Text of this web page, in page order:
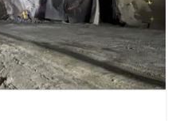
Likevel har europeiske
Lokale næringslivsledere
partnere som et
krav til miljø, sosiale